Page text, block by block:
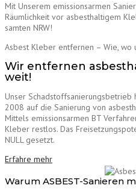
Mit Unserem emissionsarmen
Räumlichkeit vor asbesthaltigem
samten NRW!
Asbest Kleber entfernen – Wie, wo
Wir entfernen
weit!
Unser Schadstoffsanierungsbetrieb
2008 auf die Sanierung von
Mittels emissionsarmen BT
Kleber restlos. Das
NULL gesetzt.
Erfahre mehr
Warum ASBEST-Sanieren